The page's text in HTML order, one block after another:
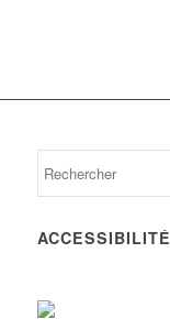
ACCESSIBILITÉ